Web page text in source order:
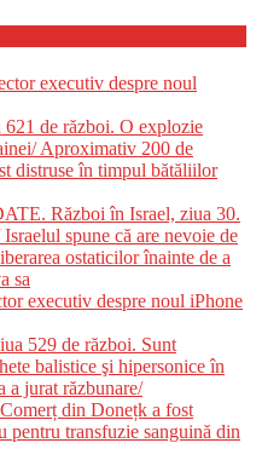
executiv despre noul
de război. O explozie
Aproximativ 200 de
distruse în timpul bătăliilor
Război în Israel, ziua 30.
spune că are nevoie de
ostaticilor înainte de a
sa
executiv despre noul iPhone
529 de război. Sunt
balistice şi hipersonice în
a jurat răzbunare/
din Donețk a fost
pentru transfuzie sanguină din